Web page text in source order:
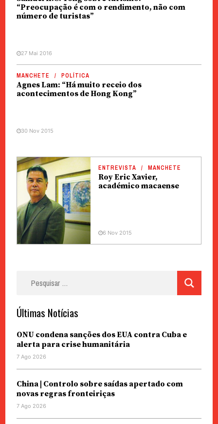
“Preocupação é com o rendimento, não com
número de turistas”
27 Mai 2016
MANCHETE POLÍTICA
Agnes Lam: “Há muito receio dos
acontecimentos de Hong Kong”
30 Nov 2015
ENTREVISTA MANCHETE
Roy Eric Xavier,
académico macaense
6 Nov 2015
Últimas Notícias
ONU condena sanções dos EUA contra Cuba e
alerta para crise humanitária
7 Ago 2026
China | Controlo sobre saídas apertado com
novas regras fronteiriças
7 Ago 2026